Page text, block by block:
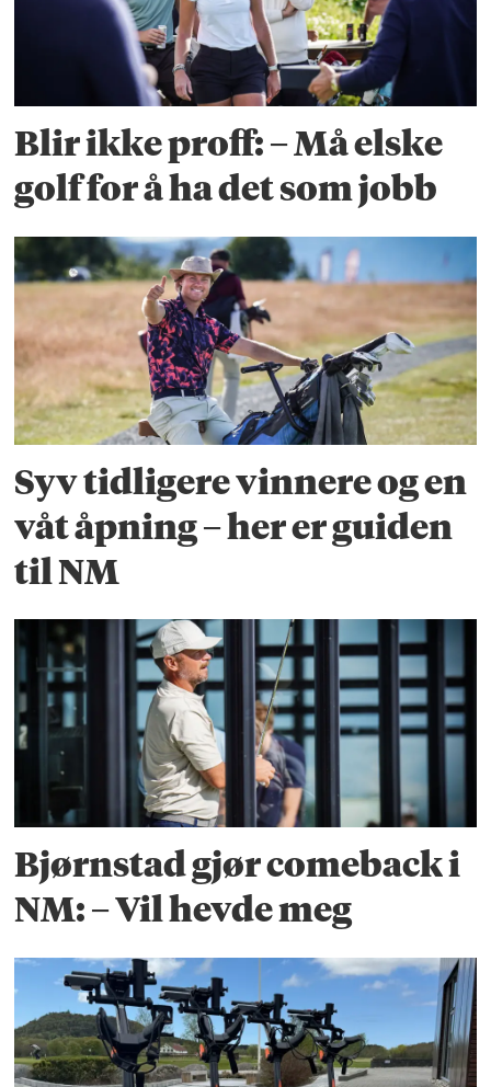
Blir ikke proff: – Må elske
golf for å ha det som jobb
Syv tidligere vinnere og en
våt åpning – her er guiden
til NM
Bjørnstad gjør comeback i
NM: – Vil hevde meg